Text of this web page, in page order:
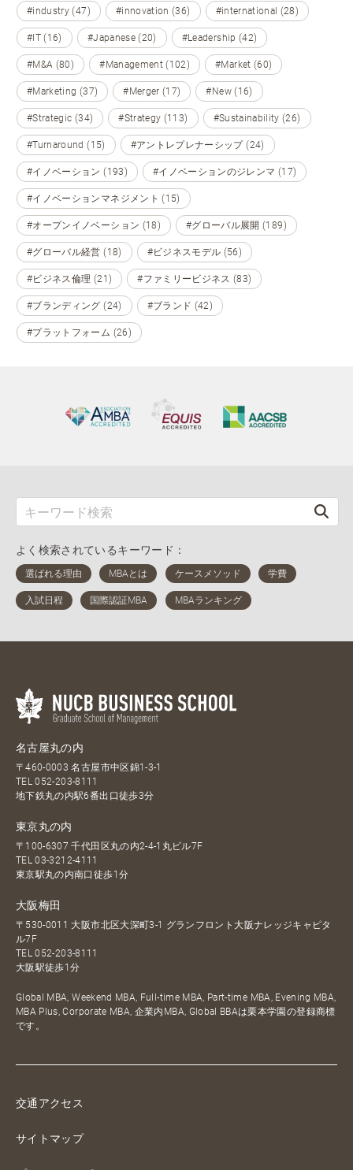
#industry (47) #innovation (36) #international (28)
#IT (16) #Japanese (20) #Leadership (42)
#M&A (80) #Management (102) #Market (60)
#Marketing (37) #Merger (17) #New (16)
#Strategic (34) #Strategy (113) #Sustainability (26)
#Turnaround (15) #アントレプレナーシップ (24)
#イノベーション (193) #イノベーションのジレンマ (17)
#イノベーションマネジメント (15)
#オープンイノベーション (18) #グローバル展開 (189)
#グローバル経営 (18) #ビジネスモデル (56)
#ビジネス倫理 (21) #ファミリービジネス (83)
#ブランディング (24) #ブランド (42)
#プラットフォーム (26)
よく検索されているキーワード：
名古屋丸の内
〒460-0003 名古屋市中区錦1-3-1
TEL052-203-8111
地下鉄丸の内駅6番出口徒歩3分
東京丸の内
〒100-6307 千代田区丸の内2-4-1丸ビル7F
TEL03-3212-4111
東京駅丸の内南口徒歩1分
大阪梅田
〒530-0011 大阪市北区大深町3-1 グランフロント大阪ナレッジキャピタ
ル7F
TEL052-203-8111
大阪駅徒歩1分
Global MBA, Weekend MBA, Full-time MBA, Part-time MBA, Evening MBA,
MBA Plus, Corporate MBA, 企業内MBA, Global BBAは栗本学園の登録商標
です。
交通アクセス
サイトマップ